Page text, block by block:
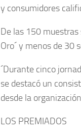
y consumidores
De las 150
Oro´ y menos de 30
´Durante cinco
se destacó un
desde la
LOS PREMIADOS